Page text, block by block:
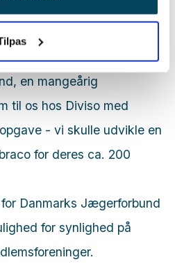
en mangeårig
til os hos Diviso med
- vi skulle udvikle en
for deres ca. 200
Danmarks Jægerforbund
for synlighed på